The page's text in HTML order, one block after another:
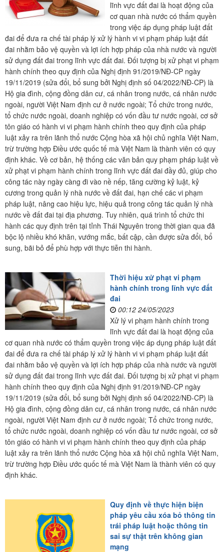
lĩnh vực đất đai là hoạt động của
cơ quan nhà nước có thẩm quyền
trong việc áp dụng pháp luật đất
đai để đưa ra chế tài pháp lý xử lý hành vi vi phạm pháp luật đất
đai nhằm bảo vệ quyền và lợi ích hợp pháp của nhà nước và người
sử dụng đất đai trong lĩnh vực đất đai. Đối tượng bị xử phạt vi phạm
hành chính theo quy định của Nghị định 91/2019/NĐ-CP ngày
19/11/2019 (sửa đổi, bổ sung bởi Nghị định số 04/2022/NĐ-CP) là
Hộ gia đình, cộng đồng dân cư, cá nhân trong nước, cá nhân nước
ngoài, người Việt Nam định cư ở nước ngoài; Tổ chức trong nước,
tổ chức nước ngoài, doanh nghiệp có vốn đầu tư nước ngoài, cơ sở
tôn giáo có hành vi vi phạm hành chính theo quy định của pháp
luật xảy ra trên lãnh thổ nước Cộng hòa xã hội chủ nghĩa Việt Nam,
trừ trường hợp Điều ước quốc tế mà Việt Nam là thành viên có quy
định khác. Về cơ bản, hệ thống các văn bản quy phạm pháp luật về
xử phạt vi phạm hành chính trong lĩnh vực đất đai đầy đủ, giúp cho
công tác này ngày càng đi vào nề nếp, tăng cường kỷ luật, kỷ
cương trong quản lý nhà nước về đất đai, hạn chế các vi phạm
pháp luật, nâng cao hiệu lực, hiệu quả trong công tác quản lý nhà
nước về đất đai tại địa phương. Tuy nhiên, quá trình tổ chức thi
hành các quy định trên tại tỉnh Thái Nguyên trong thời gian qua đã
bộc lộ nhiều khó khăn, vướng mắc, bất cập, cần được sửa đổi, bổ
sung, bãi bỏ để phù hợp với thực tiễn thi hành.
Thời hiệu xử phạt vi phạm
hành chính trong lĩnh vực đất
đai
00:12 24/05/2023
Xử lý vi phạm hành chính trong
lĩnh vực đất đai là hoạt động của
cơ quan nhà nước có thẩm quyền trong việc áp dụng pháp luật đất
đai để đưa ra chế tài pháp lý xử lý hành vi vi phạm pháp luật đất
đai nhằm bảo vệ quyền và lợi ích hợp pháp của nhà nước và người
sử dụng đất đai trong lĩnh vực đất đai. Đối tượng bị xử phạt vi phạm
hành chính theo quy định của Nghị định 91/2019/NĐ-CP ngày
19/11/2019 (sửa đổi, bổ sung bởi Nghị định số 04/2022/NĐ-CP) là
Hộ gia đình, cộng đồng dân cư, cá nhân trong nước, cá nhân nước
ngoài, người Việt Nam định cư ở nước ngoài; Tổ chức trong nước,
tổ chức nước ngoài, doanh nghiệp có vốn đầu tư nước ngoài, cơ sở
tôn giáo có hành vi vi phạm hành chính theo quy định của pháp
luật xảy ra trên lãnh thổ nước Cộng hòa xã hội chủ nghĩa Việt Nam,
trừ trường hợp Điều ước quốc tế mà Việt Nam là thành viên có quy
định khác.
Quy định về thực hiện biện
pháp yêu cầu xóa bỏ thông tin
trái pháp luật hoặc thông tin
sai sự thật trên không gian
mạng